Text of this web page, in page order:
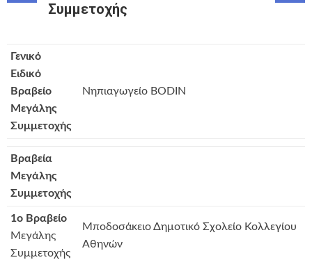
Συμμετοχής
Γενικό
Ειδικό
Βραβείο
Μεγάλης
Συμμετοχής
Νηπιαγωγείο BODIN
Βραβεία
Μεγάλης
Συμμετοχής
1ο Βραβείο
Μεγάλης
Συμμετοχής
Μποδοσάκειο Δημοτικό Σχολείο Κολλεγίου
Αθηνών